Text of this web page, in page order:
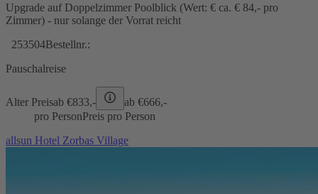
Upgrade auf Doppelzimmer Poolblick (Wert: € ca. € 84,- pro
Zimmer) - nur solange der Vorrat reicht
253504Bestellnr.:
Pauschalreise
Alter Preisab €833,- ab €666,-
pro PersonPreis pro Person
allsun Hotel Zorbas Village